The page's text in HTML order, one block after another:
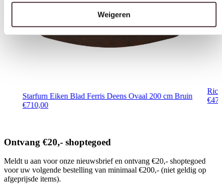
Starfurn Eiken Blad Ferris Deens Ovaal 200 cm Bruin
€710,00
€
Ontvang €20,- shoptegoed
Meldt u aan voor onze nieuwsbrief en ontvang €20,- shoptegoed
voor uw volgende bestelling van minimaal €200,- (niet geldig op
afgeprijsde items).